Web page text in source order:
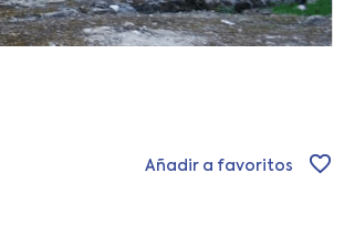
Añadir a favoritos